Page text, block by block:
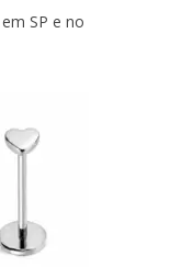
SP e no